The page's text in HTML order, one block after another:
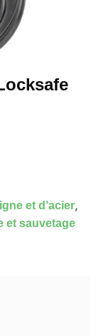
et d’acier,
et sauvetage